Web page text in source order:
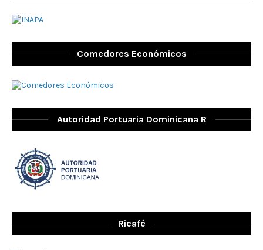
Comedores Económicos
Autoridad Portuaria Dominicana R
Ricafé